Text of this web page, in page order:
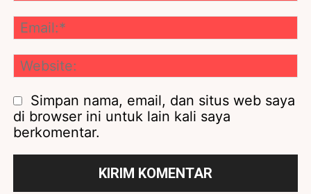
Simpan nama, email, dan situs web saya
di browser ini untuk lain kali saya
berkomentar.